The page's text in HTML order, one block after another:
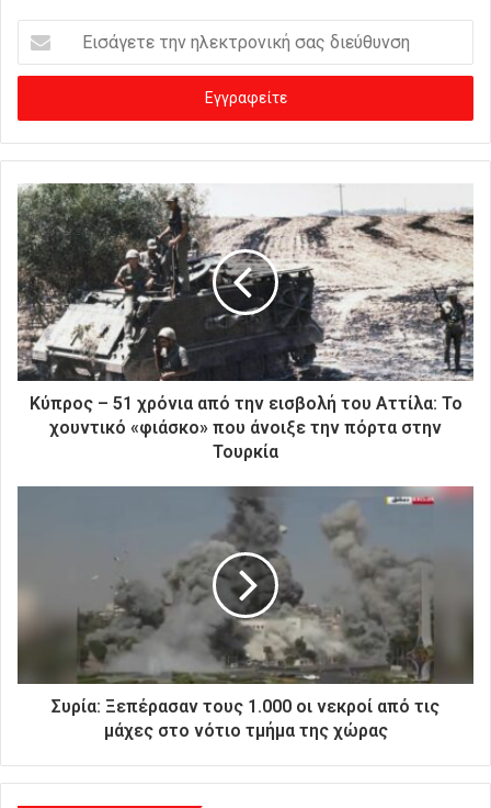
σ
γ
ε
ε
τ
η
ν
η
λ
ε
κ
τ
κ
σ
Κύπρος – 51 χρόνια από την εισβολή του Αττίλα: Το
χουντικό «φιάσκο» που άνοιξε την πόρτα στην
Τουρκία
Συρία: Ξεπέρασαν τους 1.000 οι νεκροί από τις
μάχες στο νότιο τμήμα της χώρας